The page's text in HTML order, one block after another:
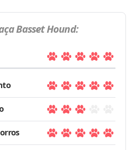
Basset Hound: